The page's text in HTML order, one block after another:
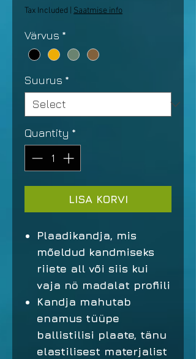
Tax Included Saatmise info
Värvus *
Suurus *
Quantity *
LISA KORVI
Plaadikandja, mis
mõeldud kandmiseks
riiete all või siis kui
vaja nö madalat profiili
Kandja mahutab
enamus tüüpe
ballistilisi plaate, tänu
elastilisest materjalist